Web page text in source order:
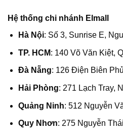
Hệ thống chi nhánh Elmall
Hà Nội: Số 3, Sunrise E,
TP. HCM: 140 Võ Văn Kiệt,
Đà Nẵng: 126 Điện Biên
Hải Phòng: 271 Lạch Tray,
Quảng Ninh: 512 Nguyễn
Quy Nhơn: 275 Nguyễn